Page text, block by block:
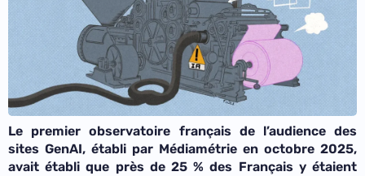
Le premier observatoire français de l’audience des
sites GenAI, établi par Médiamétrie en octobre 2025,
avait établi que près de 25 % des Français y étaient